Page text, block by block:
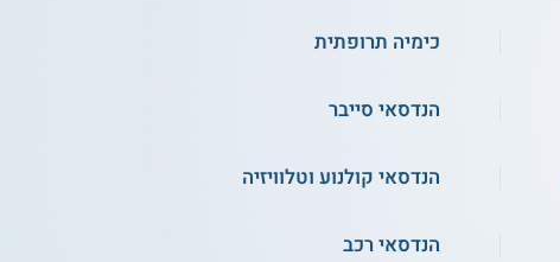
כימיה תרופתית
הנדסאי סייבר
הנדסאי קולנוע וטלוויזיה
הנדסאי רכב